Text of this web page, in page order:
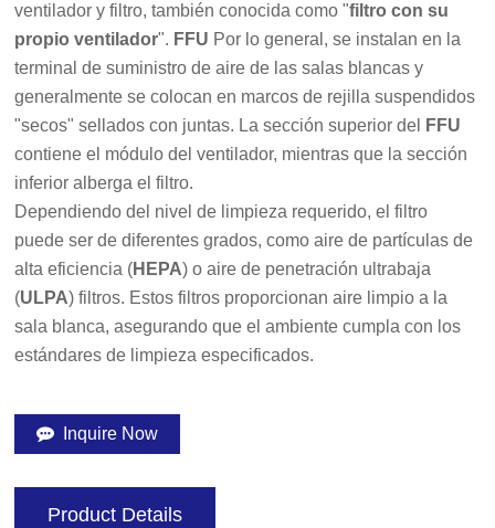
ventilador y filtro, también conocida como "filtro con su
propio ventilador". FFU Por lo general, se instalan en la
terminal de suministro de aire de las salas blancas y
generalmente se colocan en marcos de rejilla suspendidos
"secos" sellados con juntas. La sección superior del
FFU
contiene el módulo del ventilador, mientras que la sección
inferior alberga el filtro.
Dependiendo del nivel de limpieza requerido, el filtro
puede ser de diferentes grados, como aire de partículas de
alta eficiencia (HEPA) o aire de penetración ultrabaja
(ULPA) filtros. Estos filtros proporcionan aire limpio a la
sala blanca, asegurando que el ambiente cumpla con los
estándares de limpieza especificados.
Inquire Now
Product Details